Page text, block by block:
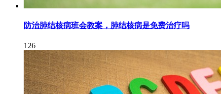
防治肺结核病班会教案，肺结核病是免费治疗吗
126